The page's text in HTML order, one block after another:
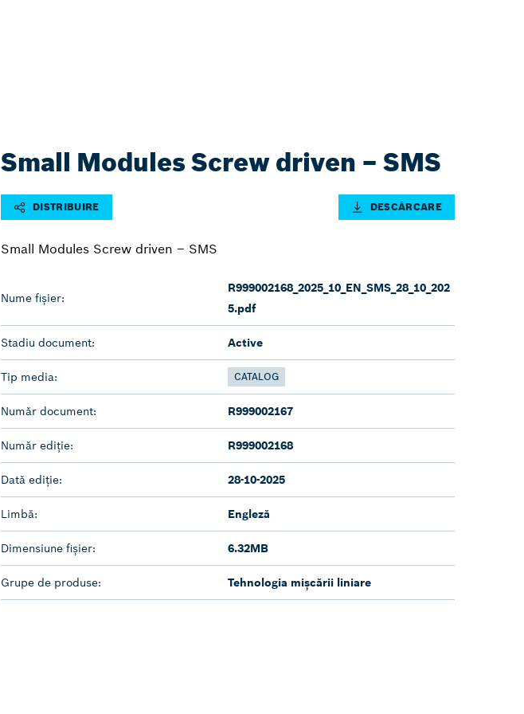
Small Modules Screw driven – SMS
DISTRIBUIRE DESCĂRCARE
Small Modules Screw driven – SMS
Nume fișier:
R999002168_2025_10_EN_SMS_28_10_202
5.pdf
Stadiu document: Active
Tip media: CATALOG
Număr document: R999002167
Număr ediție: R999002168
Dată ediție: 28-10-2025
Limbă: Engleză
Dimensiune fișier: 6.32MB
Grupe de produse: Tehnologia mișcării liniare